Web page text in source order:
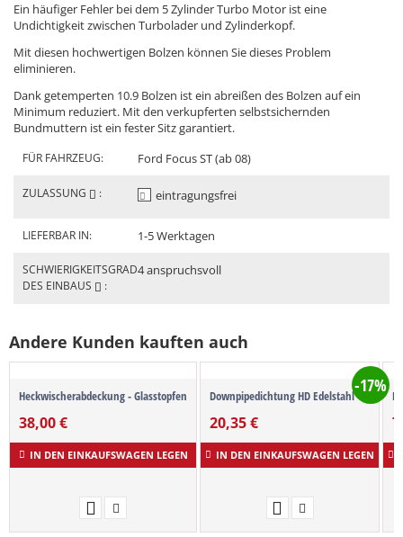
Ein häufiger Fehler bei dem 5 Zylinder Turbo Motor ist eine
Undichtigkeit zwischen Turbolader und Zylinderkopf.
Mit diesen hochwertigen Bolzen können Sie dieses Problem
eliminieren.
Dank getemperten 10.9 Bolzen ist ein abreißen des Bolzen auf ein
Minimum reduziert. Mit den verkupferten selbstsichernden
Bundmuttern ist ein fester Sitz garantiert.
FÜR FAHRZEUG: Ford Focus ST (ab 08)
ZULASSUNG : eintragungsfrei
LIEFERBAR IN: 1-5 Werktagen
SCHWIERIGKEITSGRAD
DES EINBAUS
:
4 anspruchsvoll
Andere Kunden kauften auch
Heckwischerabdeckung - Glasstopfen
38,00€
IN DEN EINKAUFSWAGEN LEGEN
Downpipedichtung HD Edelstahl
20,35€
IN DEN EINKAUFSWAGEN LEGEN
-17%